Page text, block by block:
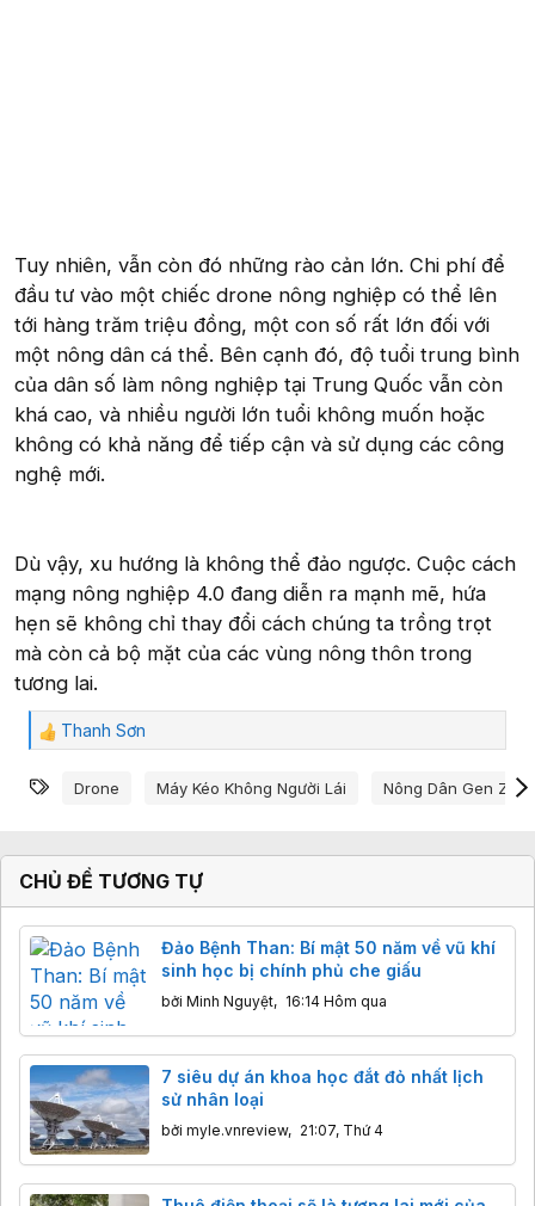
Tuy nhiên, vẫn còn đó những rào cản lớn. Chi phí để
đầu tư vào một chiếc drone nông nghiệp có thể lên
tới hàng trăm triệu đồng, một con số rất lớn đối với
một nông dân cá thể. Bên cạnh đó, độ tuổi trung bình
của dân số làm nông nghiệp tại Trung Quốc vẫn còn
khá cao, và nhiều người lớn tuổi không muốn hoặc
không có khả năng để tiếp cận và sử dụng các công
nghệ mới.
Dù vậy, xu hướng là không thể đảo ngược. Cuộc cách
mạng nông nghiệp 4.0 đang diễn ra mạnh mẽ, hứa
hẹn sẽ không chỉ thay đổi cách chúng ta trồng trọt
mà còn cả bộ mặt của các vùng nông thôn trong
tương lai.
C
m
c
:
Thanh Sơn
Từ khóa
Drone Máy Kéo Không Người Lái Nông Dân Gen Z
CHỦ ĐỀ TƯƠNG TỰ
Đảo Bệnh Than: Bí mật 50 năm về vũ khí
sinh học bị chính phủ che giấu
bởi Minh Nguyệt, 16:14 Hôm qua
7 siêu dự án khoa học đắt đỏ nhất lịch
sử nhân loại
bởi myle.vnreview, 21:07, Thứ 4